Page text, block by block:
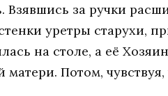
Взявшись за ручки
уретры старухи,
на столе, а её
матери. Потом,